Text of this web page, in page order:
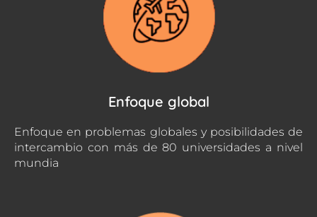
Enfoque global
Enfoque en problemas globales y posibilidades de
intercambio con más de 80 universidades a nivel
mundia